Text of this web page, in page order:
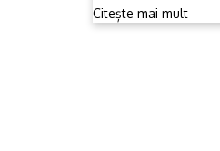
Citește mai mult